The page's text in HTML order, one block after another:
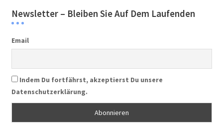
Newsletter – Bleiben Sie Auf Dem Laufenden
Email
Indem Du fortfährst, akzeptierst Du unsere
Datenschutzerklärung.